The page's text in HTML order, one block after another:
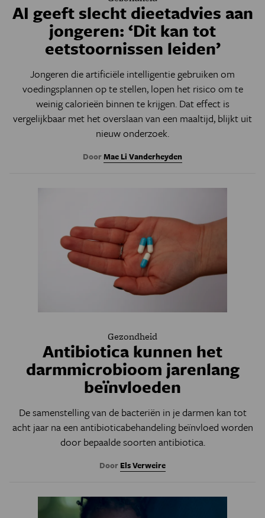
AI geeft slecht dieetadvies aan
jongeren: ‘Dit kan tot
eetstoornissen leiden’
Jongeren die artificiële intelligentie gebruiken om
voedingsplannen op te stellen, lopen het risico om te
weinig calorieën binnen te krijgen. Dat effect is
vergelijkbaar met het overslaan van een maaltijd, blijkt uit
nieuw onderzoek.
DoorMae Li Vanderheyden
Gezondheid
Antibiotica kunnen het
darmmicrobioom jarenlang
beïnvloeden
De samenstelling van de bacteriën in je darmen kan tot
acht jaar na een antibioticabehandeling beïnvloed worden
door bepaalde soorten antibiotica.
Door Els Verweire